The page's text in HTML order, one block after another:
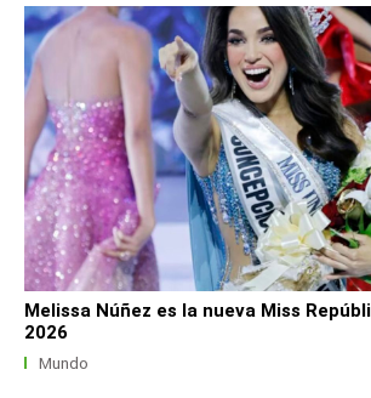
Melissa Núñez es la nueva Miss
2026
Mundo